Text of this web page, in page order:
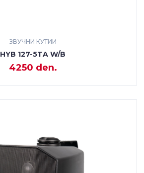
ЗВУЧНИ КУТИИ
HYB 127-5TA W/B
4250 den.